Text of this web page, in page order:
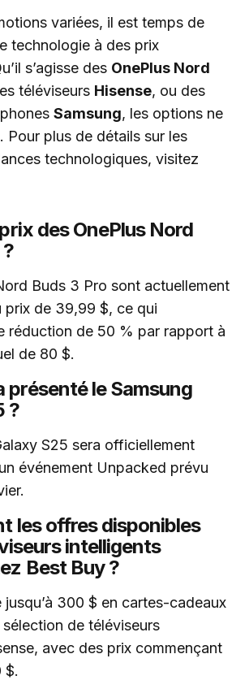
variées, il est temps de
technologie à des prix
s’agisse des OnePlus Nord
téléviseurs Hisense, ou des
Samsung, les options ne
Pour plus de détails sur les
technologiques, visitez
des OnePlus Nord
Buds 3 Pro sont actuellement
prix de 39,99 $, ce qui
réduction de 50 % par rapport à
de 80 $.
présenté le Samsung
?
S25 sera officiellement
événement Unpacked prévu
les offres disponibles
intelligents
Best Buy ?
300 $ en cartes-cadeaux
de téléviseurs
avec des prix commençant
$.